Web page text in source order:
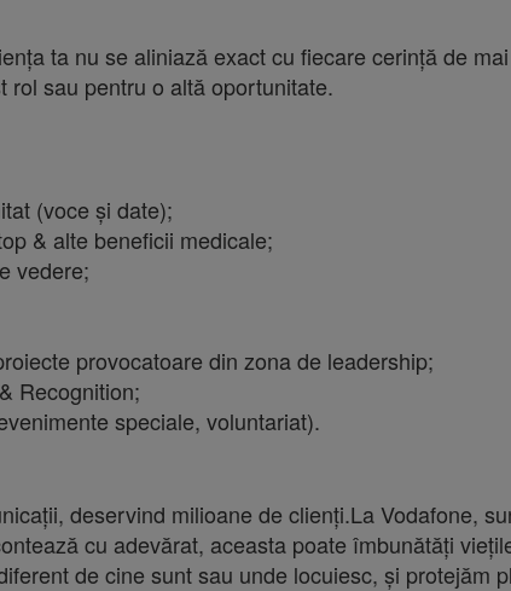
ta nu se aliniază exact cu fiecare cerință de
rol sau pentru o altă oportunitate.
(voce și date);
& alte beneficii medicale;
vedere;
provocatoare din zona de leadership;
Recognition;
speciale, voluntariat).
deservind milioane de clienți.La Vodafone,
cu adevărat, aceasta poate îmbunătăți
de cine sunt sau unde locuiesc, și protejăm